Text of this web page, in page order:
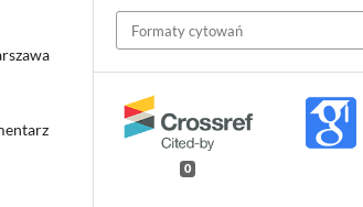
Formaty cytowań
0